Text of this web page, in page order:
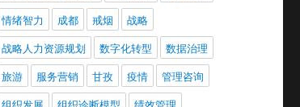
情绪智力
成都 戒烟
战略
战略人力资源规划
数字化转型
数据治理
旅游
服务营销 甘孜 疫情
管理咨询
组织发展
组织诊断模型
绩效管理